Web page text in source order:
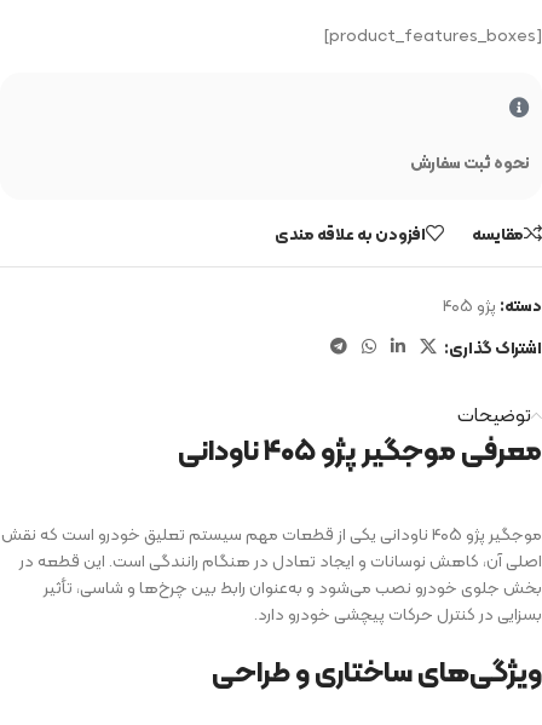
[product_features_boxes]
نحوه ثبت سفارش
مقایسه افزودن به علاقه مندی
دسته: پژو ۴۰۵
اشتراک گذاری:
توضیحات
معرفی موجگیر پژو ۴۰۵ ناودانی
موجگیر پژو ۴۰۵ ناودانی یکی از قطعات مهم سیستم تعلیق خودرو است که نقش
اصلی آن، کاهش نوسانات و ایجاد تعادل در هنگام رانندگی است. این قطعه در
بخش جلوی خودرو نصب می‌شود و به‌عنوان رابط بین چرخ‌ها و شاسی، تأثیر
بسزایی در کنترل حرکات پیچشی خودرو دارد.
ویژگی‌های ساختاری و طراحی